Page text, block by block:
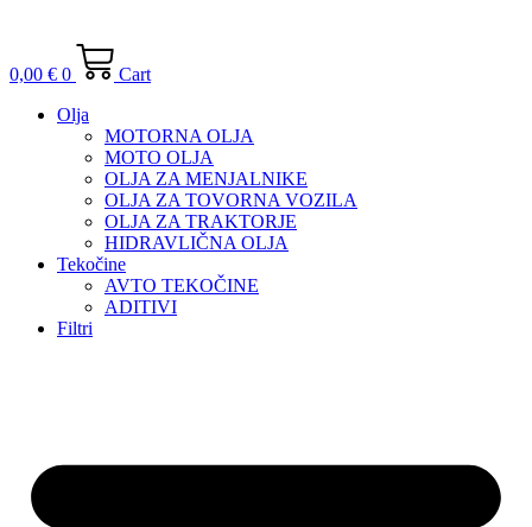
0,00 € 0
Cart
Olja
MOTORNA OLJA
MOTO OLJA
OLJA ZA MENJALNIKE
OLJA ZA TOVORNA VOZILA
OLJA ZA TRAKTORJE
HIDRAVLIČNA OLJA
Tekočine
AVTO TEKOČINE
ADITIVI
Filtri